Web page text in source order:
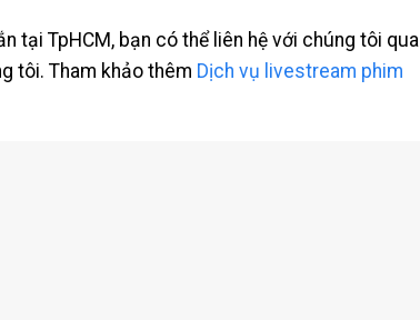
tại TpHCM, bạn có thể liên hệ với chúng tôi qua
tôi. Tham khảo thêm Dịch vụ livestream phim